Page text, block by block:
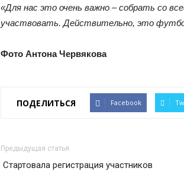
«Для нас это очень важно – собрать со
участвовать. Действительно, это
Фото Антона Червякова
ПОДЕЛИТЬСЯ Facebook
Предыдущая статья
Стартовала регистрация участников